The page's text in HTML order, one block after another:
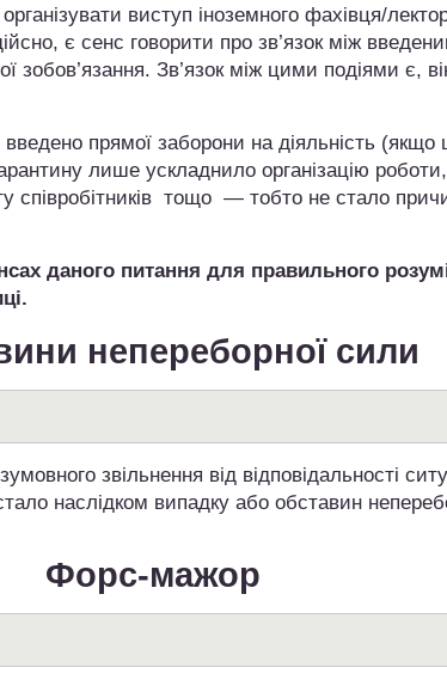
виступ іноземного фахівця/
є сенс говорити про зв’язок між
зобов’язання. Зв’язок між цими подіями є,
прямої заборони на діяльність
лише ускладнило організацію
співробітників тощо — тобто не стало
даного питання для правильного
непереборної сили
звільнення від відповідальності
наслідком випадку або обставин
Форс-мажор